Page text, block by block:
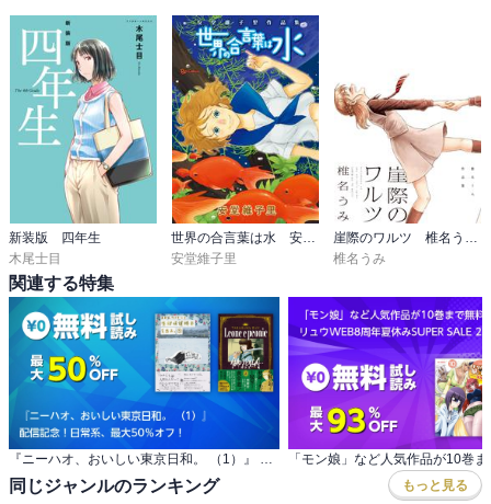
新装版 四年生
木尾士目
世界の合言葉は水 安堂維子里作品集
安堂維子里
崖際のワルツ 椎名うみ作品集
椎名うみ
関連する特集
『ニーハオ、おいしい東京日和。 （1）』 配信記念！日常系、最大50％オフ！
同じジャンルのランキング もっと見る